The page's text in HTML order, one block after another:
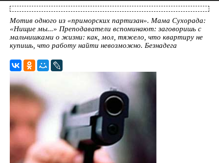
Мотив одного из «приморских партизан». Мама Сухорада:
«Нищие мы...» Преподаватели вспоминают: заговоришь с
мальчишками о жизни: как, мол, тяжело, что квартиру не
купишь, что работу найти невозможно. Безнадега